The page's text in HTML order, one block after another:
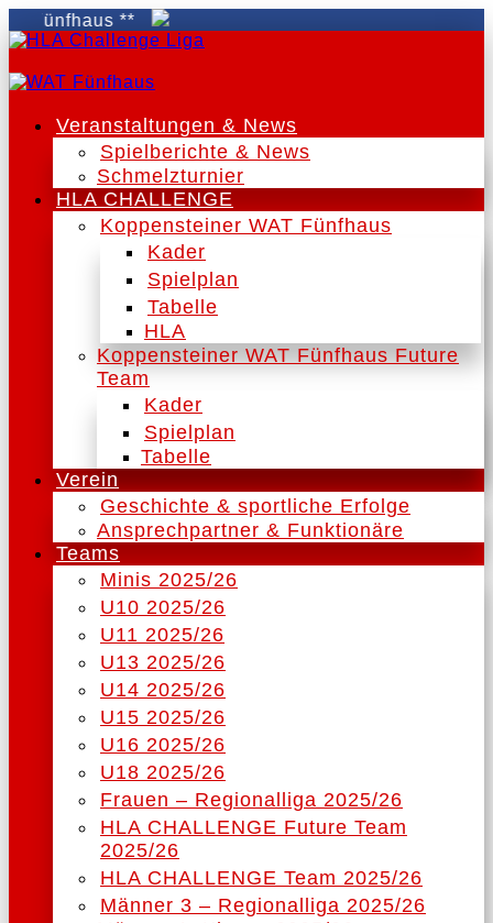
**
Veranstaltungen & News
Spielberichte & News
Schmelzturnier
HLA CHALLENGE
Koppensteiner WAT Fünfhaus
Kader
Spielplan
Tabelle
HLA
Koppensteiner WAT Fünfhaus Future
Team
Kader
Spielplan
Tabelle
Verein
Geschichte & sportliche Erfolge
Ansprechpartner & Funktionäre
Teams
Minis 2025/26
U10 2025/26
U11 2025/26
U13 2025/26
U14 2025/26
U15 2025/26
U16 2025/26
U18 2025/26
Frauen – Regionalliga 2025/26
HLA CHALLENGE Future Team
2025/26
HLA CHALLENGE Team 2025/26
Männer 3 – Regionalliga 2025/26